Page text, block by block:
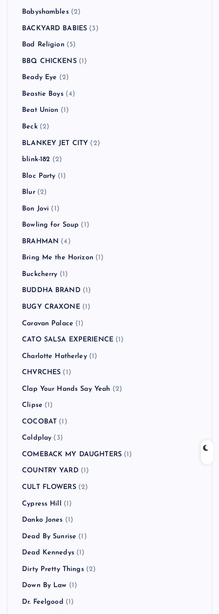
Babyshambles(2)
BACKYARD BABIES (3)
Bad Religion (5)
BBQ CHICKENS(1)
Beady Eye (2)
Beastie Boys(4)
Beat Union (1)
Beck(2)
BLANKEY JET CITY (2)
blink-182 (2)
Bloc Party (1)
Blur(2)
Bon Jovi (1)
Bowling for Soup (1)
BRAHMAN (4)
Bring Me the Horizon (1)
Buckcherry (1)
BUDDHA BRAND (1)
BUGY CRAXONE(1)
Caravan Palace (1)
CATO SALSA EXPERIENCE (1)
Charlotte Hatherley(1)
CHVRCHES (1)
Clap Your Hands Say Yeah (2)
Clipse (1)
COCOBAT (1)
Coldplay (3)
COMEBACK MY DAUGHTERS (1)
COUNTRY YARD (1)
CULT FLOWERS(2)
Cypress Hill (1)
Danko Jones (1)
Dead By Sunrise (1)
Dead Kennedys(1)
Dirty Pretty Things(2)
Down By Law (1)
Dr. Feelgood (1)